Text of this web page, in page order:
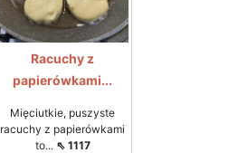
Racuchy z
papierówkami...
Mięciutkie, puszyste
racuchy z papierówkami
to... ⇖ 1117